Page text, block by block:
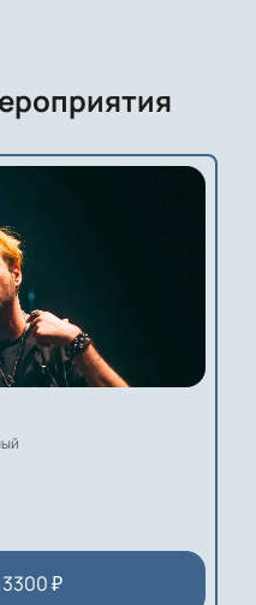
3300₽